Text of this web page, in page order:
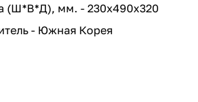
(Ш*В*Д), мм. - 230x490х320
- Южная Корея